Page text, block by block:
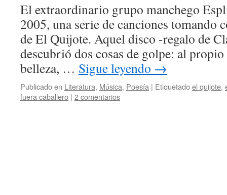
El extraordinario grupo manchego
2005, una serie de canciones tomando
de El Quijote. Aquel disco -regalo de
descubrió dos cosas de golpe: al
belleza, … Sigue leyendo →
Publicado en Literatura, Música, Poesía | Etiquetadoel quijote,
fuera caballero | 2 comentarios